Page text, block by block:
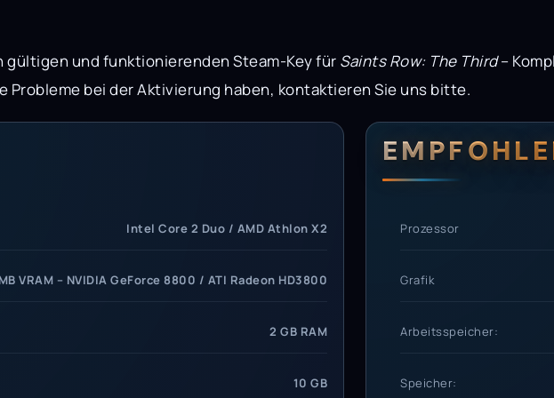
und funktionierenden Steam-Key für Saints Row: The Third–
Probleme bei der Aktivierung haben, kontaktieren Sie uns bitte.
Intel Core 2 Duo / AMD Athlon X2
VRAM – NVIDIA GeForce 8800 / ATI Radeon HD3800
2 GB RAM
10 GB
Prozessor
Grafik
Arbeitsspeicher:
Speicher: